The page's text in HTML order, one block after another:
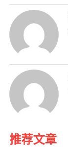
推荐文章